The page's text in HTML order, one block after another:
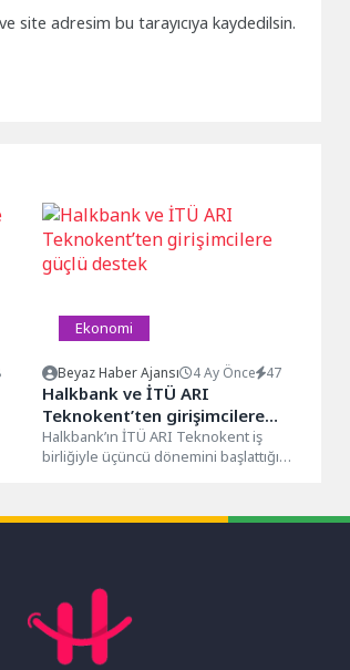
site adresim bu tarayıcıya kaydedilsin.
Ekonomi
Beyaz Haber Ajansı 4 Ay Önce 47
Halkbank ve İTÜ ARI
Teknokent’ten girişimcilere
güçlü destek
Halkbank’ın İTÜ ARI Teknokent iş
birliğiyle üçüncü dönemini başlattığı